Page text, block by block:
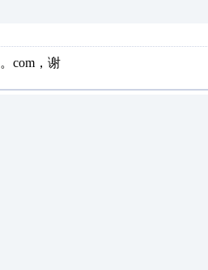
。com，谢